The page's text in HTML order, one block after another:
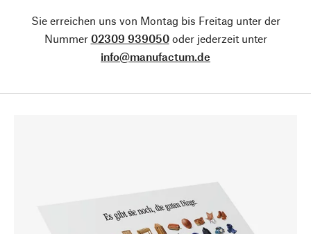
Sie erreichen uns von Montag bis Freitag unter der
Nummer 02309 939050oder jederzeit unter
info@manufactum.de